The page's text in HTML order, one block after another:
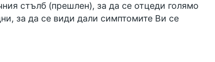
стълб (прешлен), за да се отцеди голямо
за да се види дали симптомите Ви се